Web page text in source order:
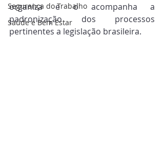
Segurança do Trabalho
Saúde e Bem Estar
organiza e o acompanha a
padronização dos processos
pertinentes a legislação brasileira.